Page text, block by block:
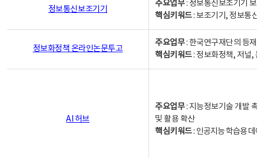
정보통신보조기기
주요업무: 정보통신보조기기 보
핵심키워드: 보조기기, 정보통신
정보화정책 온라인논문투고
주요업무: 한국연구재단의 등재
핵심키워드: 정보화정책, 저널,
AI 허브
주요업무: 지능정보기술 개발 촉
및 활용 확산
핵심키워드: 인공지능 학습용 데